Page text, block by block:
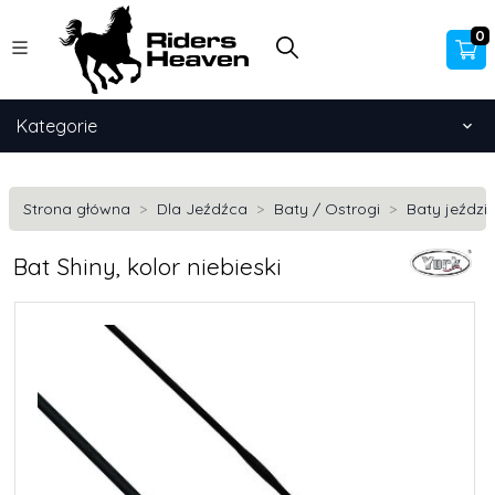
0
Kategorie
Strona główna Dla Jeźdźca Baty / Ostrogi Baty
Bat Shiny, kolor niebieski